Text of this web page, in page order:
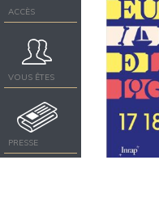
ACCÈS
VOUS ÊTES
PRESSE